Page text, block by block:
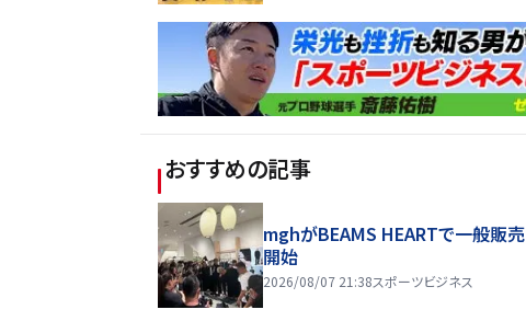
おすすめの記事
mghがBEAMS HEARTで一般販売
開始
2026/08/07 21:38スポーツビジネス